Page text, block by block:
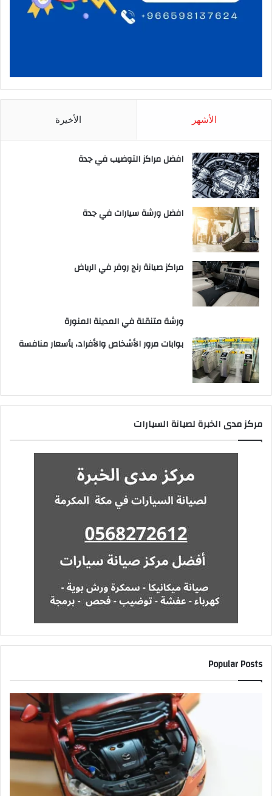
الأشهر الأخيرة
افضل مراكز التوضيب في جدة
افضل ورشة سيارات في جدة
مراكز صيانة رنج روفر في الرياض
ورشة متنقلة في المدينة المنورة
بوابات مرور الأشخاص والأفراد، بأسعار منافسة
مركز مدى الخبرة لصيانة السيارات
Popular Posts